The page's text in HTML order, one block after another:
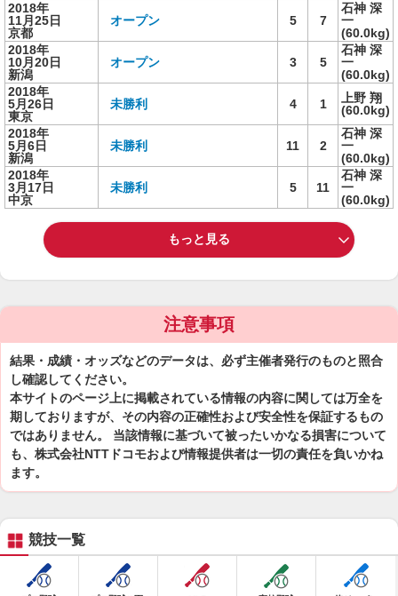
2018年
11月25日
京都
オープン 5 7
石神 深
一
(60.0kg)
2018年
10月20日
新潟
オープン 3 5
石神 深
一
(60.0kg)
2018年
5月26日
東京
未勝利 4 1
上野 翔
(60.0kg)
2018年
5月6日
新潟
未勝利 11 2
石神 深
一
(60.0kg)
2018年
3月17日
中京
未勝利 5 11
石神 深
一
(60.0kg)
もっと見る
注意事項
結果・成績・オッズなどのデータは、必ず主催者発行のものと照合
し確認してください。
本サイトのページ上に掲載されている情報の内容に関しては万全を
期しておりますが、その内容の正確性および安全性を保証するもの
ではありません。 当該情報に基づいて被ったいかなる損害について
も、株式会社NTTドコモおよび情報提供者は一切の責任を負いかね
ます。
競技一覧